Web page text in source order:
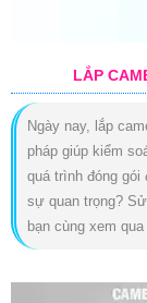
LẮP
Ngày nay, lắp
pháp giúp kiểm
quá trình đóng
sự quan trọng?
bạn cùng xem